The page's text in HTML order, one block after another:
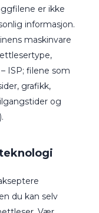
er ikke
informasjon.
maskinvare
ISP; filene som
grafikk,
og
du kan selv